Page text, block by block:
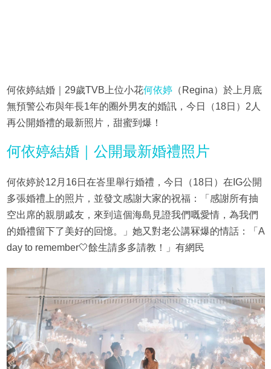
何依婷結婚｜29歲TVB上位小花何依婷（Regina）於上月底
無預警公布與年長1年的圈外男友的婚訊，今日（18日）2人
再公開婚禮的最新照片，甜蜜到爆！
何依婷結婚｜公開最新婚禮照片
何依婷於12月16日在峇里舉行婚禮，今日（18日）在IG公開
多張婚禮上的照片，並發文感謝大家的祝福：「感謝所有抽
空出席的親朋戚友，來到這個海島見證我們嘅愛情，為我們
的婚禮留下了美好的回憶。」她又對老公講冧爆的情話：「A
day to remember🤍餘生請多多請教！」有網民